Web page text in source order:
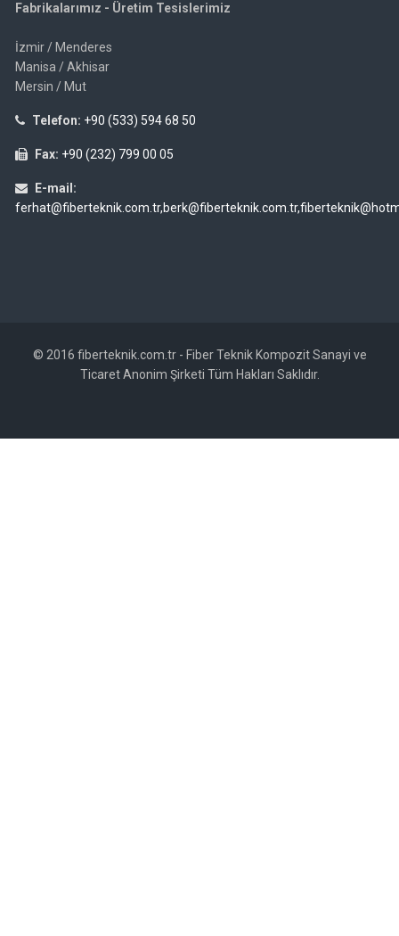
Fabrikalarımız - Üretim Tesislerimiz
İzmir / Menderes
Manisa / Akhisar
Mersin / Mut
Telefon: +90 (533) 594 68 50
Fax: +90 (232) 799 00 05
E-mail:
© 2016 fiberteknik.com.tr - Fiber Teknik Kompozit Sanayi ve
Ticaret Anonim Şirketi Tüm Hakları Saklıdır.